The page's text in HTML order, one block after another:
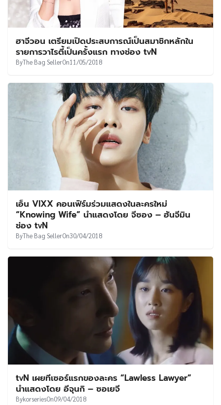
ฮาจีวอน เตรียมเปิดประสบการณ์เป็นสมาชิกหลักใน
รายการวาไรตี้เป็นครั้งแรก ทางช่อง tvN
ByThe Bag SellerOn11/05/2018
เอ็น VIXX คอนเฟิร์มร่วมแสดงในละครใหม่
“Knowing Wife” นำแสดงโดย จีซอง – ฮันจีมิน
ช่อง tvN
ByThe Bag SellerOn30/04/2018
tvN เผยทีเซอร์แรกของละคร “Lawless Lawyer”
นำแสดงโดย อีจุนกิ – ซอเยจี
BykorseriesOn09/04/2018